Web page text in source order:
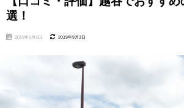
選！
2019年9月3日 2019年9月3日